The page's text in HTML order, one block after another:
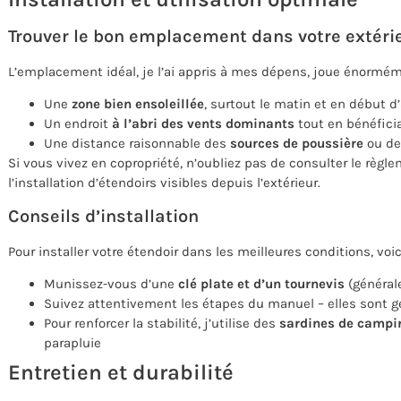
Trouver le bon emplacement dans votre
L’emplacement idéal, je l’ai appris à mes dépens, joue
Une zone bien ensoleillée, surtout le matin et en début
Un endroit à l’abri des vents dominants tout en
Une distance raisonnable des sources de poussière ou
Si vous vivez en copropriété, n’oubliez pas de consulter le
l’installation d’étendoirs visibles depuis l’extérieur.
Conseils d’installation
Pour installer votre étendoir dans les meilleures conditions,
Munissez-vous d’une clé plate et d’un tournevis
Suivez attentivement les étapes du manuel – elles sont
Pour renforcer la stabilité, j’utilise des sardines de
parapluie
Entretien et durabilité